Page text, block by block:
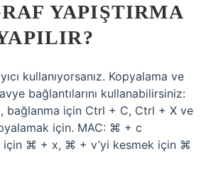
YAPIŞTIRMA
kullanıyorsanız. Kopyalama ve
bağlantılarını kullanabilirsiniz:
bağlanma için Ctrl + C, Ctrl + X ve
için. MAC: ⌘ + c
için ⌘ + x, ⌘ + v’yi kesmek için ⌘